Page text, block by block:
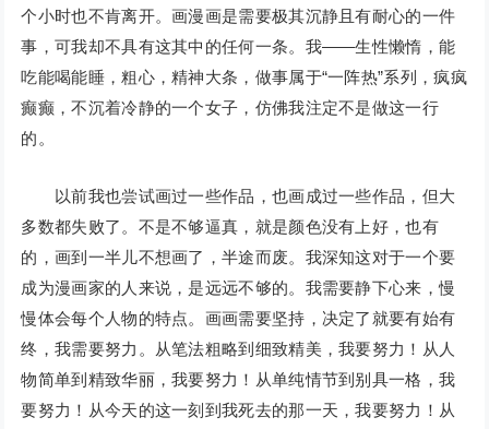
个小时也不肯离开。画漫画是需要极其沉静且有耐心的一件
事，可我却不具有这其中的任何一条。我——生性懒惰，能
吃能喝能睡，粗心，精神大条，做事属于“一阵热”系列，疯疯
癫癫，不沉着冷静的一个女子，仿佛我注定不是做这一行
的。
以前我也尝试画过一些作品，也画成过一些作品，但大
多数都失败了。不是不够逼真，就是颜色没有上好，也有
的，画到一半儿不想画了，半途而废。我深知这对于一个要
成为漫画家的人来说，是远远不够的。我需要静下心来，慢
慢体会每个人物的特点。画画需要坚持，决定了就要有始有
终，我需要努力。从笔法粗略到细致精美，我要努力！从人
物简单到精致华丽，我要努力！从单纯情节到别具一格，我
要努力！从今天的这一刻到我死去的那一天，我要努力！从